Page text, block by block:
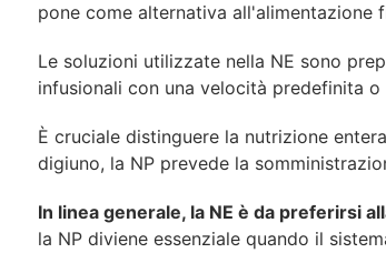
pone come alternativa
Le soluzioni utilizzate nella NE sono
infusionali con una velocità predefinita
È cruciale distinguere la nutrizione
digiuno, la NP prevede la
In linea generale, la NE è da preferirsi
la NP diviene essenziale quando il